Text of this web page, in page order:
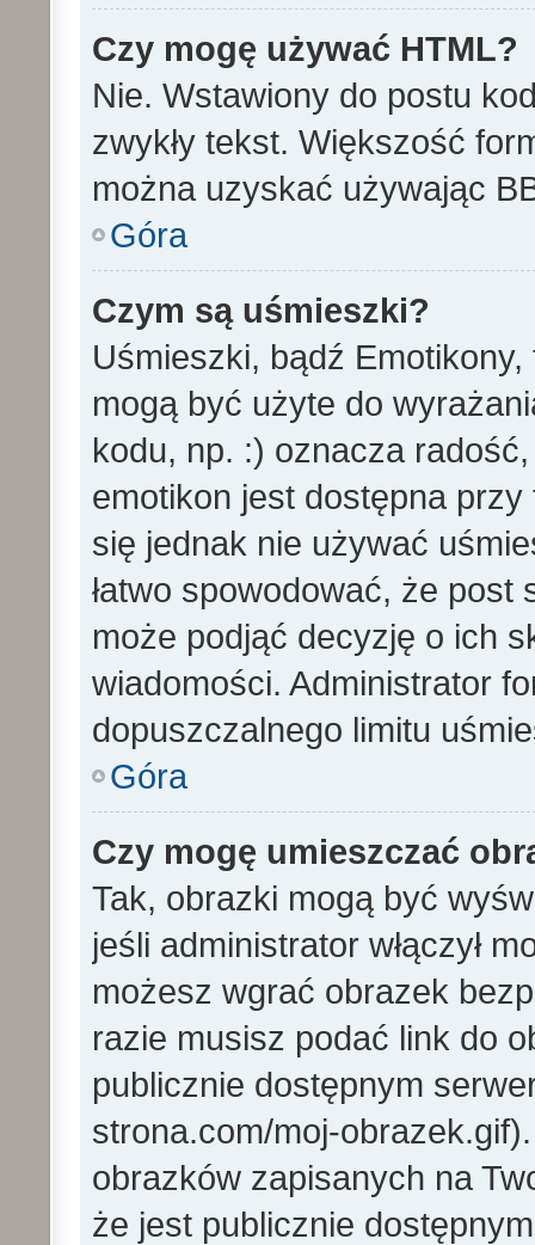
Czy mogę używać HTML?
Nie. Wstawiony do postu
zwykły tekst. Większość
można uzyskać używając
Góra
Czym są uśmieszki?
Uśmieszki, bądź
mogą być użyte do
kodu, np. :) oznacza
emotikon jest dostępna
się jednak nie używać
łatwo spowodować, że
może podjąć decyzję o ich
wiadomości. Administrator
dopuszczalnego limitu
Góra
Czy mogę umieszczać
Tak, obrazki mogą być
jeśli administrator włączył
możesz wgrać obrazek
razie musisz podać link do
publicznie dostępnym
strona.com/moj-
obrazków zapisanych na
że jest publicznie